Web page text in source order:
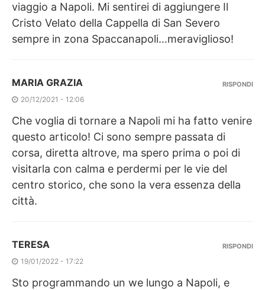
viaggio a Napoli. Mi sentirei di aggiungere Il
Cristo Velato della Cappella di San Severo
sempre in zona Spaccanapoli…meraviglioso!
MARIA GRAZIA
20/12/2021 - 12:06
Che voglia di tornare a Napoli mi ha fatto venire
questo articolo! Ci sono sempre passata di
corsa, diretta altrove, ma spero prima o poi di
visitarla con calma e perdermi per le vie del
centro storico, che sono la vera essenza della
città.
RISPONDI
TERESA
19/01/2022 - 17:22
Sto programmando un we lungo a Napoli, e
RISPONDI